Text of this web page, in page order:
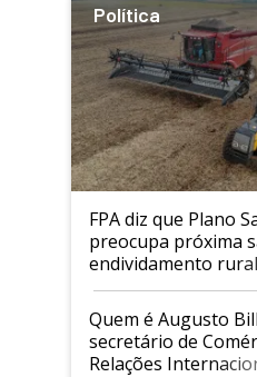
Política
FPA diz que Plano
preocupa próxima
endividamento rural
Quem é Augusto
secretário de
Relações